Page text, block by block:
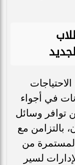
في أجواء
توافر وسائل
بالتزامن مع
المستمرة من
لسير